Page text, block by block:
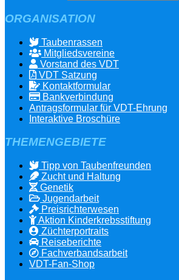
ORGANISATION
Taubenrassen
Mitgliedsvereine
Vorstand des VDT
VDT Satzung
Kontaktformular
Bankverbindung
Antragsformular für VDT-Ehrung
Interaktive Broschüre
THEMENGEBIETE
Tipp von Taubenfreunden
Zucht und Haltung
Genetik
Jugendarbeit
Preisrichterwesen
Aktion Kinderkrebsstiftung
Züchterportraits
Reiseberichte
Fachverbandsarbeit
VDT-Fan-Shop